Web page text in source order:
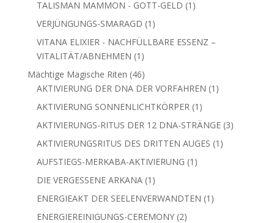
TALISMAN MAMMON - GOTT-GELD 1 1
VERJÜNGUNGS-SMARAGD 1 1
Produkt
VITANA ELIXIER - NACHFÜLLBARE ESSENZ –
VITALITÄT/ABNEHMEN 1 1
Produkt
Mächtige Magische Riten 4646
Produkte
AKTIVIERUNG DER DNA DER VORFAHREN 1 1
AKTIVIERUNG SONNENLICHTKÖRPER 1 1
Produkt
AKTIVIERUNGS-RITUS DER 12 DNA-STRÄNGE 33
AKTIVIERUNGSRITUS DES DRITTEN AUGES 1 1
AUFSTIEGS-MERKABA-AKTIVIERUNG 1 1
DIE VERGESSENE ARKANA 1 1
Produkt
ENERGIEAKT DER SEELENVERWANDTEN 1 1
ENERGIEREINIGUNGS-CEREMONY 22